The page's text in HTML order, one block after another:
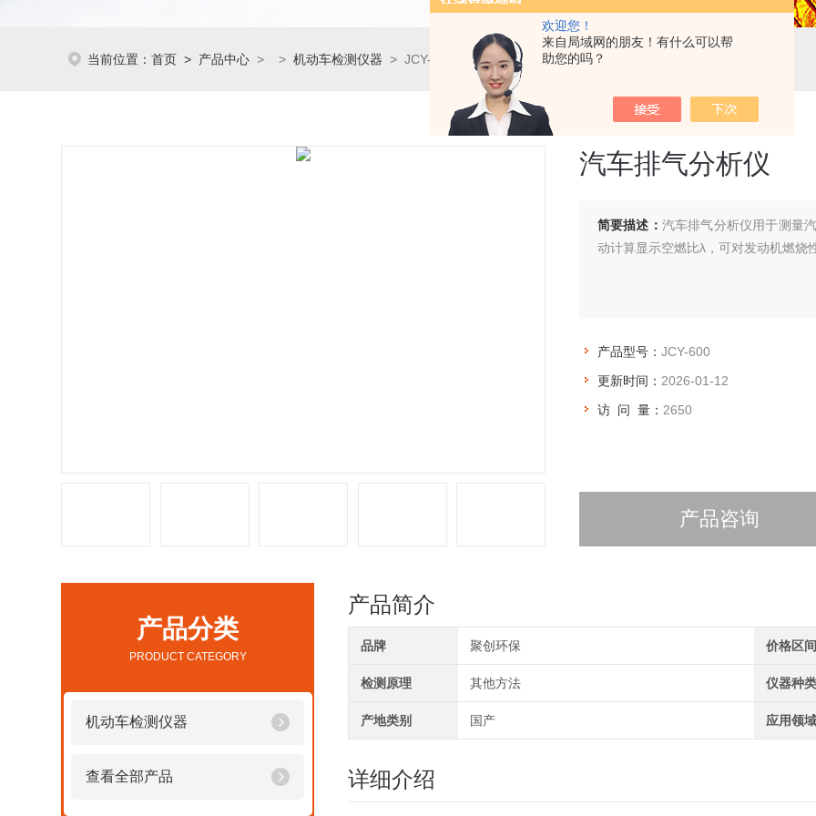
欢迎您！
来自局域网的朋友！有什么可以帮
助您的吗？
当前位置： 首页 > 产品中心 > > 机动车检测仪器 > JCY-600汽车排气分析仪
汽车排气分析仪
简要描述： 汽车排气分析仪用于测量
动计算显示空燃比λ，可对发动机燃烧
产品型号： JCY-600
更新时间： 2026-01-12
访 问 量： 2650
产品咨询
产品分类
PRODUCT CATEGORY
机动车检测仪器
查看全部产品
产品简介
品牌 聚创环保 价格区
检测原理 其他方法 仪器种
产地类别 国产 应用领
详细介绍